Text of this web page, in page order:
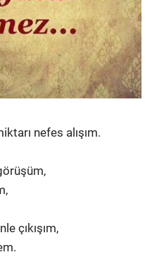
nefes alışım.
çıkışım,